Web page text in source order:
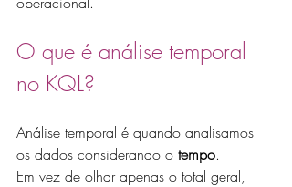
O que é análise temporal
no KQL?
Análise temporal é quando analisamos
os dados considerando o tempo.
Em vez de olhar apenas o total geral,